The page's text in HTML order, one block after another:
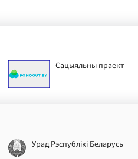
Сацыяльны праект
Урад Рэспублікі Беларусь